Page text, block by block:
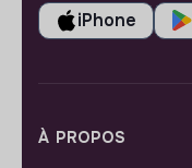
iPhone
À PROPOS